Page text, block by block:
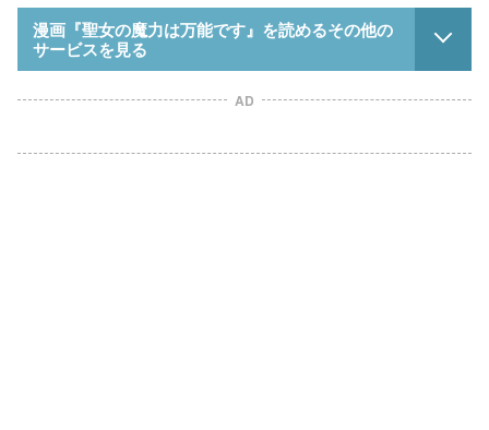
漫画『聖女の魔力は万能です』を読めるその他の
サービスを見る
AD